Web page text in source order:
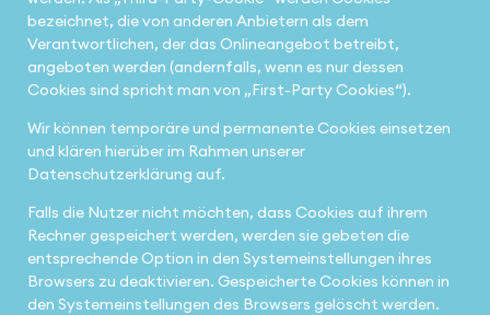
bezeichnet, die von anderen Anbietern als dem
Verantwortlichen, der das Onlineangebot betreibt,
angeboten werden (andernfalls, wenn es nur dessen
Cookies sind spricht man von „First-Party Cookies“).
Wir können temporäre und permanente Cookies einsetzen
und klären hierüber im Rahmen unserer
Datenschutzerklärung auf.
Falls die Nutzer nicht möchten, dass Cookies auf ihrem
Rechner gespeichert werden, werden sie gebeten die
entsprechende Option in den Systemeinstellungen ihres
Browsers zu deaktivieren. Gespeicherte Cookies können in
den Systemeinstellungen des Browsers gelöscht werden.